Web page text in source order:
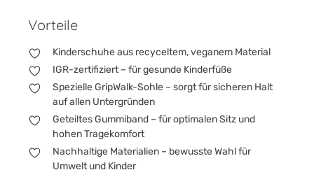
Vorteile
Kinderschuhe aus recyceltem, veganem Material
IGR-zertifiziert – für gesunde Kinderfüße
Spezielle GripWalk-Sohle – sorgt für sicheren Halt
auf allen Untergründen
Geteiltes Gummiband – für optimalen Sitz und
hohen Tragekomfort
Nachhaltige Materialien – bewusste Wahl für
Umwelt und Kinder